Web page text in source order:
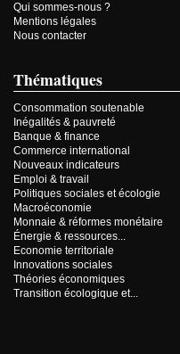
Qui sommes-nous ?
Mentions légales
Nous contacter
Thématiques
Consommation soutenable
Inégalités & pauvreté
Banque & finance
Commerce international
Nouveaux indicateurs
Emploi & travail
Politiques sociales et écologie
Macroéconomie
Monnaie & réformes monétaire
Énergie & ressources...
Economie territoriale
Innovations sociales
Théories économiques
Transition écologique et...